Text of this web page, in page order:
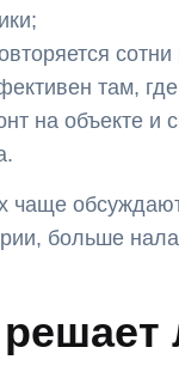
сотни
там,
на объекте и
чаще
больше